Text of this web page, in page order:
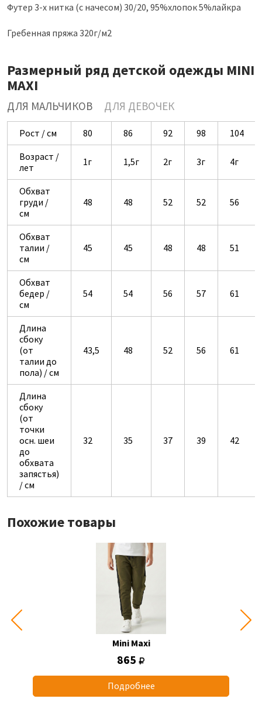
Футер 3-х нитка (с начесом) 30/20, 95%хлопок 5%лайкра
Гребенная пряжа 320г/м2
Размерный ряд детской одежды MINI
MAXI
ДЛЯ МАЛЬЧИКОВ ДЛЯ ДЕВОЧЕК
Рост / см 80 86 92 98
104
Возраст /
лет
1г 1,5г 2г 3г 4г
Обхват
груди /
см
48 48 52 52 56
Обхват
талии /
см
45 45 48 48 51
Обхват
бедер /
см
54 54 56 57 61
Длина
сбоку
(от
талии до
пола) / см
43,5 48 52 56 61
Длина
сбоку
(от
точки
осн. шеи
до
обхвата
запястья)
/ см
32 35 37 39 42
Похожие товары
Mini Maxi
865
Подробнее